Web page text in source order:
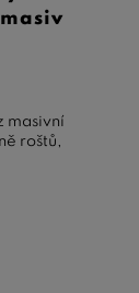
masivní
roštů,